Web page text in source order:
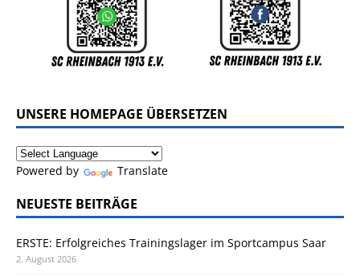
UNSERE HOMEPAGE ÜBERSETZEN
Powered by Translate
NEUESTE BEITRÄGE
ERSTE: Erfolgreiches Trainingslager im Sportcampus Saar
2. August 2026